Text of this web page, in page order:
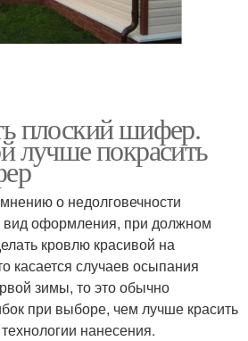
плоский шифер.
лучше покрасить
о недолговечности
вид оформления, при должном
кровлю красивой на
касается случаев осыпания
зимы, то это обычно
при выборе, чем лучше красить
нанесения.